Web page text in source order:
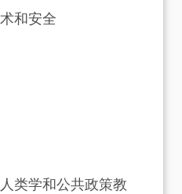
和安全
类学和公共政策教